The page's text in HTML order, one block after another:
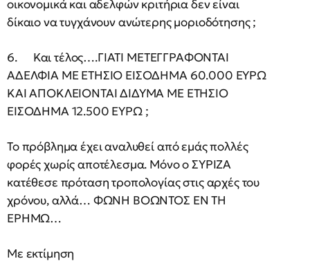
οικονομικά και αδελφών κριτήρια δεν είναι
δίκαιο να τυγχάνουν ανώτερης μοριοδότησης ;
6. Και τέλος….ΓΙΑΤΙ ΜΕΤΕΓΓΡΑΦΟΝΤΑΙ
ΑΔΕΛΦΙΑ ΜΕ ΕΤΗΣΙΟ ΕΙΣΟΔΗΜΑ 60.000 ΕΥΡΩ
ΚΑΙ ΑΠΟΚΛΕΙΟΝΤΑΙ ΔΙΔΥΜΑ ΜΕ ΕΤΗΣΙΟ
ΕΙΣΟΔΗΜΑ 12.500 ΕΥΡΩ ;
Το πρόβλημα έχει αναλυθεί από εμάς πολλές
φορές χωρίς αποτέλεσμα. Μόνο ο ΣΥΡΙΖΑ
κατέθεσε πρόταση τροπολογίας στις αρχές του
χρόνου, αλλά… ΦΩΝΗ ΒΟΩΝΤΟΣ ΕΝ ΤΗ
ΕΡΗΜΩ…
Με εκτίμηση